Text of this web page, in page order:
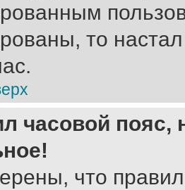
то
часовой пояс,
что